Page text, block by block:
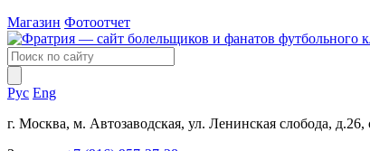
Магазин Фотоотчет
Рус Eng
г. Москва, м. Автозаводская, ул. Ленинская слобода,